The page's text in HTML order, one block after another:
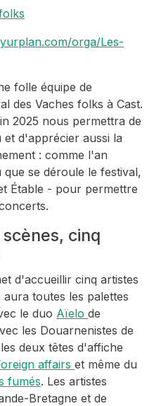
orga/Les-
folle équipe de
des Vaches folks à Cast.
2025 nous permettra de
d'apprécier aussi la
: comme l'an
se déroule le festival,
Étable - pour permettre
cinq
d'accueillir cinq artistes
toutes les palettes
le duo Aïelo de
les Douarnenistes de
deux têtes d'affiche
affairs et même du
fumés. Les artistes
Bretagne et de